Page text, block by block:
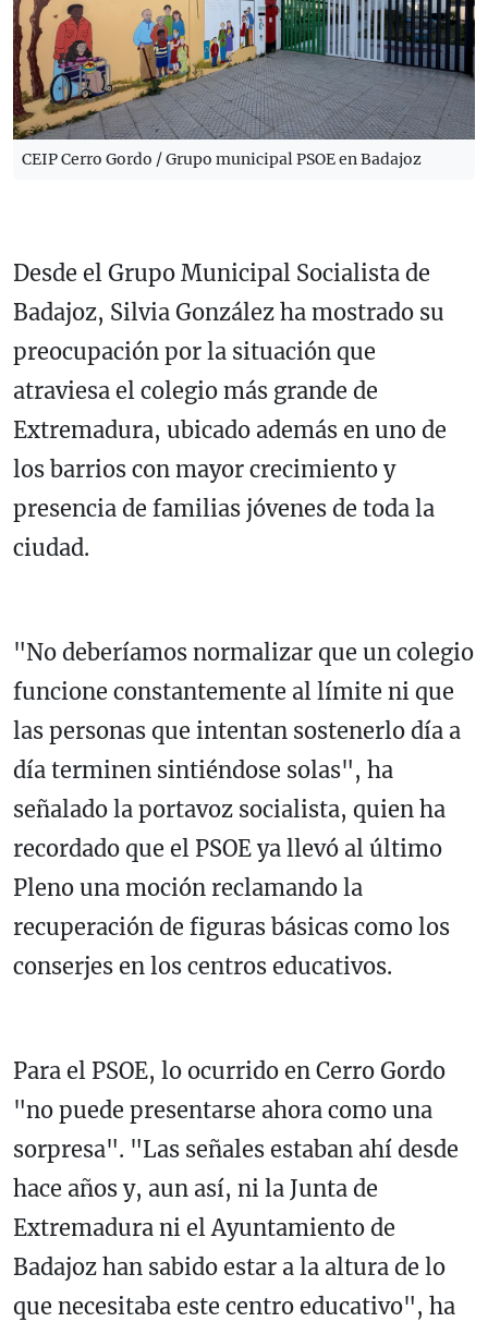
CEIP Cerro Gordo / Grupo municipal PSOE en Badajoz
Desde el Grupo Municipal Socialista de
Badajoz, Silvia González ha mostrado su
preocupación por la situación que
atraviesa el colegio más grande de
Extremadura, ubicado además en uno de
los barrios con mayor crecimiento y
presencia de familias jóvenes de toda la
ciudad.
"No deberíamos normalizar que un colegio
funcione constantemente al límite ni que
las personas que intentan sostenerlo día a
día terminen sintiéndose solas", ha
señalado la portavoz socialista, quien ha
recordado que el PSOE ya llevó al último
Pleno una moción reclamando la
recuperación de figuras básicas como los
conserjes en los centros educativos.
Para el PSOE, lo ocurrido en Cerro Gordo
"no puede presentarse ahora como una
sorpresa". "Las señales estaban ahí desde
hace años y, aun así, ni la Junta de
Extremadura ni el Ayuntamiento de
Badajoz han sabido estar a la altura de lo
que necesitaba este centro educativo", ha